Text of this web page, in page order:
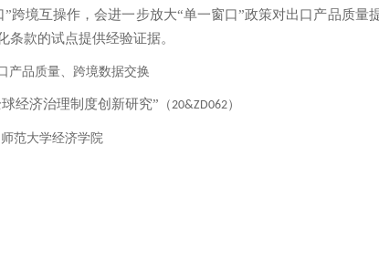
跨境互操作，会进一步放大“单一窗口”政策对出口产品质量
款的试点提供经验证据。
产品质量、 跨境数据交换
经济治理制度创新研究” （20&ZD062）
范大学经济学院